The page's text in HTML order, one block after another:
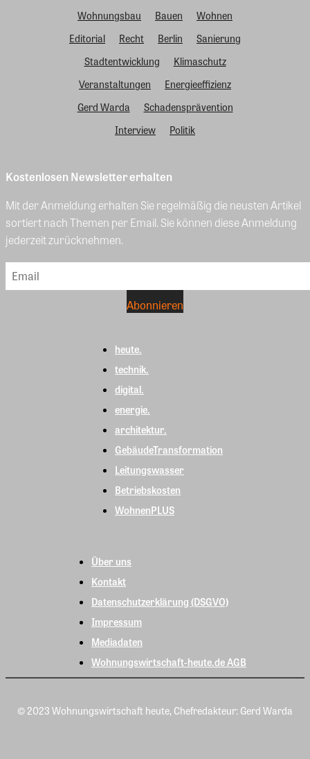
Wohnungsbau
Bauen
Wohnen
Editorial
Recht Berlin
Sanierung
Stadtentwicklung
Klimaschutz
Veranstaltungen
Energieeffizienz
Gerd Warda
Schadensprävention
Interview
Politik
Kostenlosen Newsletter erhalten
Mit der Anmeldung erhalten Sie regelmäßig die neusten Artikel
sortiert nach Themen per Email. Sie können diese Anmeldung
jederzeit zurücknehmen.
heute.
technik.
digital.
energie.
architektur.
GebäudeTransformation
Leitungswasser
Betriebskosten
WohnenPLUS
Über uns
Kontakt
Datenschutzerklärung (DSGVO)
Impressum
Mediadaten
Wohnungswirtschaft-heute.de AGB
© 2023 Wohnungswirtschaft heute, Chefredakteur: Gerd Warda